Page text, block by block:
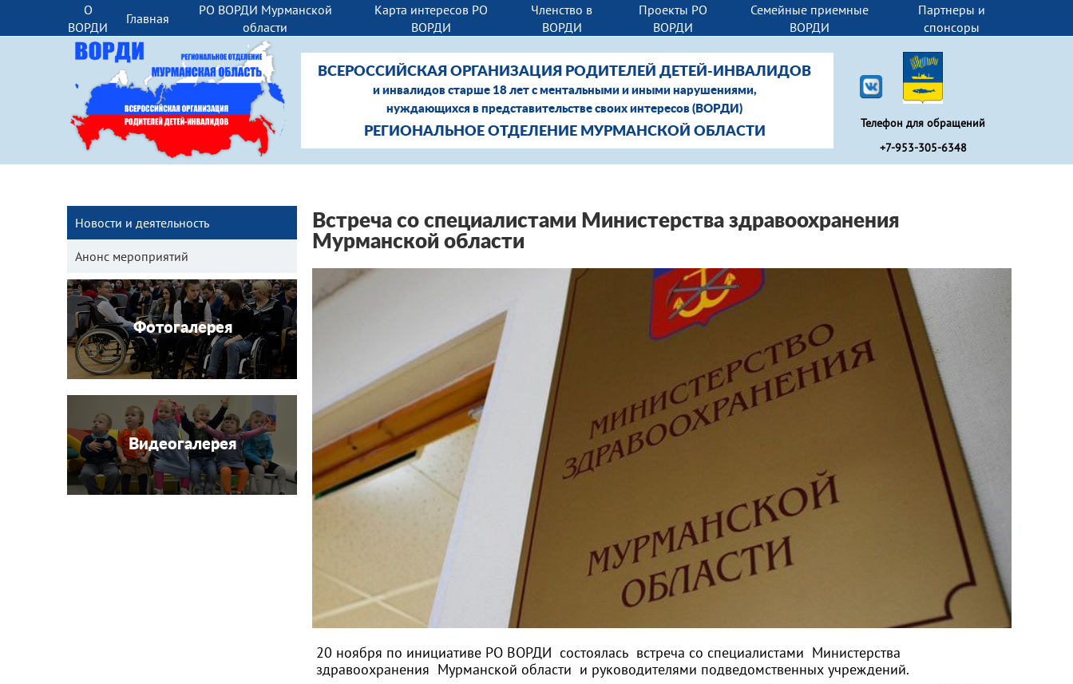
О
ВОРДИ
Главная
РО ВОРДИ Мурманской
области
Карта интересов РО
ВОРДИ
Членство в
ВОРДИ
Проекты РО
ВОРДИ
Семейные приемные
ВОРДИ
Партнеры и
спонсоры
Телефон для обращений
+7-953-305-6348
ВСЕРОССИЙСКАЯ ОРГАНИЗАЦИЯ РОДИТЕЛЕЙ ДЕТЕЙ-ИНВАЛИДОВ
и инвалидов старше 18 лет с ментальными и иными нарушениями,
нуждающихся в представительстве своих интересов (ВОРДИ)
РЕГИОНАЛЬНОЕ ОТДЕЛЕНИЕ МУРМАНСКОЙ ОБЛАСТИ
Новости и деятельность
Анонс мероприятий
Фотогалерея
Видеогалерея
Встреча со специалистами Министерства здравоохранения
Мурманской области
20 ноября по инициативе РО ВОРДИ состоялась встреча со специалистами Министерства
здравоохранения Мурманской области и руководителями подведомственных учреждений.